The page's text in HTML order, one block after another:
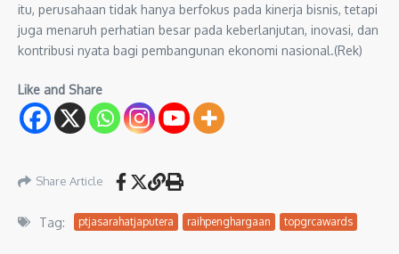
itu, perusahaan tidak hanya berfokus pada kinerja bisnis, tetapi
juga menaruh perhatian besar pada keberlanjutan, inovasi, dan
kontribusi nyata bagi pembangunan ekonomi nasional.(Rek)
Like and Share
Share Article
Tag: ptjasarahatjaputera raihpenghargaan topgrcawards